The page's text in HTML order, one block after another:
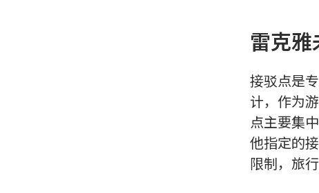
雷克
接驳点是
计，作为
点主要集
他指定的
限制，旅